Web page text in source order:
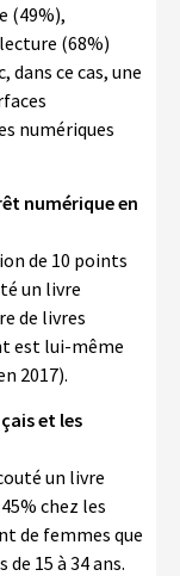
(49%),
(68%)
ce cas, une
numériques
numérique en
de 10 points
un livre
de livres
est lui-même
2017).
et les
un livre
chez les
de femmes que
15 à 34 ans.